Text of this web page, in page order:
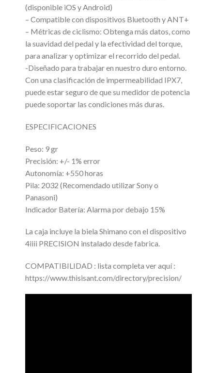
(disponible iOS y Android)
– Compatible con dispositivos Bluetooth y ANT+
– Métricas de ciclismo: Obtenga más datos, como
la suavidad del pedal y la efectividad del torque,
para analizar y optimizar el recorrido del pedal.
-Diseñado para trabajar en nuestro duro entorno.
Con una clasificación de impermeabilidad IPX7,
puede estar seguro de que su medidor de potencia
puede soportar las condiciones más duras.
ESPECIFICACIONES
Peso: 9 gr
Precisión: +/- 1% error
Autonomía: +550 horas
Pila: 2032 (Recomendado utilizar Sony o
Panasoni)
Indicador Batería: Alarma por debajo 15%
La caja incluye la biela Shimano con el dispositivo
4iiii PRECISION instalado desde fabrica.
COMPATIBILIDAD : lista completa ver aquí :
https://www.thisisant.com/directory/precision/